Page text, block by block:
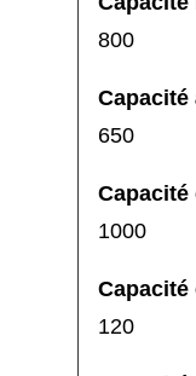
800
650
1000
120